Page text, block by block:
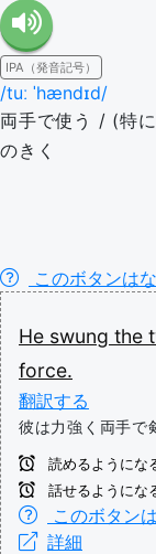
IPA（発音記号）
/tuː ˈhændɪd/
両手で使う / (特
のきく
このボタンは
He swung the
force.
翻訳する
彼は力強く両手で
読めるようにな
話せるようにな
このボタン
詳細